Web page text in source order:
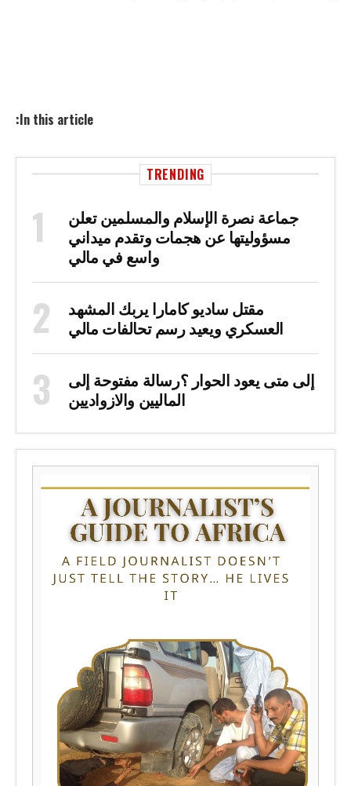
In this article:
TRENDING
جماعة نصرة الإسلام والمسلمين تعلن
مسؤوليتها عن هجمات وتقدم ميداني
واسع في مالي
مقتل ساديو كامارا يربك المشهد
العسكري ويعيد رسم تحالفات مالي
إلى متى يعود الحوار ؟رسالة مفتوحة إلى
الماليين والازواديين